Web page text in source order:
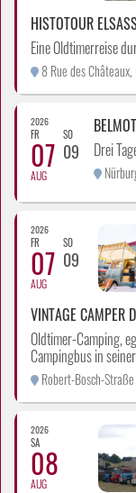
HISTOTOUR
Eine Oldtimerreise
8 Rue des
2026
FR
07
AUG
SO
09
Drei
2026
FR
07
AUG
SO
09
VINTAGE CAMPER
Oldtimer-Camping,
Campingbus in
Robert-Bosch-
2026
SA
08
AUG